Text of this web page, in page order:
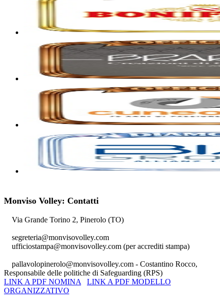
Monviso Volley: Contatti
Via Grande Torino 2, Pinerolo (TO)
segreteria@monvisovolley.com
ufficiostampa@monvisovolley.com (per accrediti stampa)
pallavolopinerolo@monvisovolley.com - Costantino Rocco,
Responsabile delle politiche di Safeguarding (RPS)
LINK A PDF NOMINA
LINK A PDF MODELLO
ORGANIZZATIVO